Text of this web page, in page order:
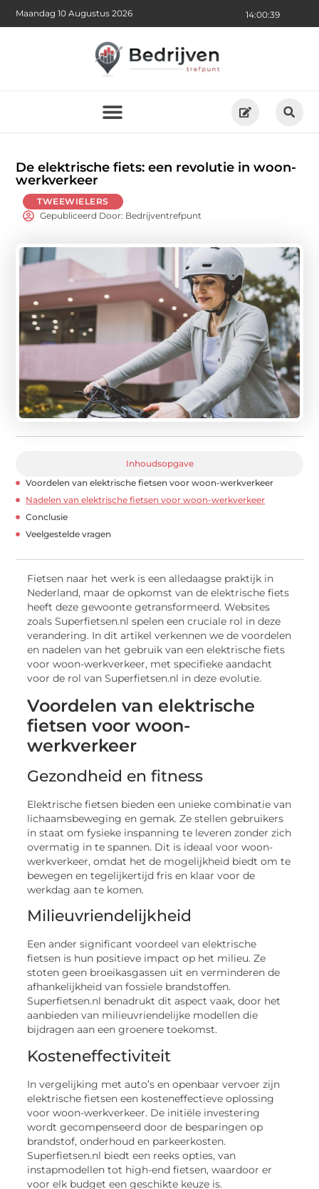
14:00:40
Maandag 10 Augustus 2026
De elektrische fiets: een revolutie in woon-
werkverkeer
TWEEWIELERS
Gepubliceerd Door: Bedrijventrefpunt
Inhoudsopgave
Voordelen van elektrische fietsen voor woon-werkverkeer
Nadelen van elektrische fietsen voor woon-werkverkeer
Conclusie
Veelgestelde vragen
Fietsen naar het werk is een alledaagse praktijk in
Nederland, maar de opkomst van de elektrische fiets
heeft deze gewoonte getransformeerd. Websites
zoals Superfietsen.nl spelen een cruciale rol in deze
verandering. In dit artikel verkennen we de voordelen
en nadelen van het gebruik van een elektrische fiets
voor woon-werkverkeer, met specifieke aandacht
voor de rol van Superfietsen.nl in deze evolutie.
Voordelen van elektrische
fietsen voor woon-
werkverkeer
Gezondheid en fitness
Elektrische fietsen bieden een unieke combinatie van
lichaamsbeweging en gemak. Ze stellen gebruikers
in staat om fysieke inspanning te leveren zonder zich
overmatig in te spannen. Dit is ideaal voor woon-
werkverkeer, omdat het de mogelijkheid biedt om te
bewegen en tegelijkertijd fris en klaar voor de
werkdag aan te komen.
Milieuvriendelijkheid
Een ander significant voordeel van elektrische
fietsen is hun positieve impact op het milieu. Ze
stoten geen broeikasgassen uit en verminderen de
afhankelijkheid van fossiele brandstoffen.
Superfietsen.nl benadrukt dit aspect vaak, door het
aanbieden van milieuvriendelijke modellen die
bijdragen aan een groenere toekomst.
Kosteneffectiviteit
In vergelijking met auto’s en openbaar vervoer zijn
elektrische fietsen een kosteneffectieve oplossing
voor woon-werkverkeer. De initiële investering
wordt gecompenseerd door de besparingen op
brandstof, onderhoud en parkeerkosten.
Superfietsen.nl biedt een reeks opties, van
instapmodellen tot high-end fietsen, waardoor er
voor elk budget een geschikte keuze is.